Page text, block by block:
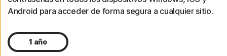
Android para acceder de forma segura a cualquier sitio.
1 año